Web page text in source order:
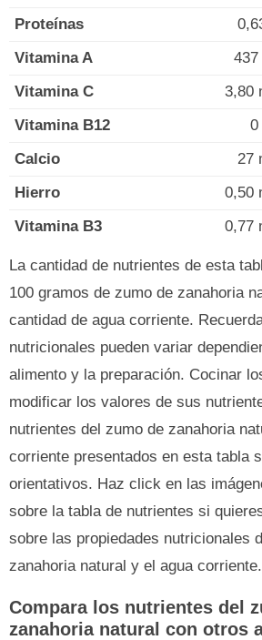
Proteínas
Vitamina A
437
Vitamina C
3,80
Vitamina B12
0
Calcio
27
Hierro
0,50
Vitamina B3
0,77
La cantidad de nutrientes de esta
100 gramos de zumo de zanahoria
cantidad de agua corriente.
nutricionales pueden variar
alimento y la preparación. Cocinar
modificar los valores de sus
nutrientes del zumo de zanahoria
corriente presentados en esta tabla
orientativos. Haz click en las
sobre la tabla de nutrientes si
sobre las propiedades nutricionales
zanahoria natural y el agua corriente.
Compara los nutrientes del
zanahoria natural con otros